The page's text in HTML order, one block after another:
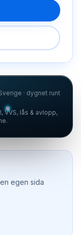
· dygnet runt
VVS, lås & avlopp,
en egen sida